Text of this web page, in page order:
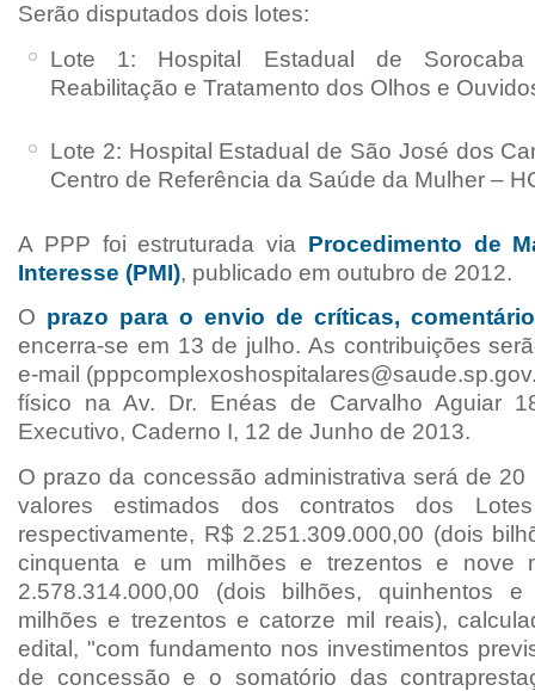
Serão disputados dois lotes:
Lote 1: Hospital Estadual de
Reabilitação e Tratamento dos Olhos e
Lote 2: Hospital Estadual de São José dos
Centro de Referência da Saúde da Mulher –
A PPP foi estruturada via Procedimento de
Interesse (PMI), publicado em outubro de 2012.
O prazo para o envio de críticas,
encerra-se em 13 de julho. As contribuições
e-mail (
físico na Av. Dr. Enéas de Carvalho Aguiar
Executivo, Caderno I, 12 de Junho de 2013.
O prazo da concessão administrativa será de 20
valores estimados dos contratos dos
respectivamente, R$ 2.251.309.000,00 (dois
cinquenta e um milhões e trezentos e nove
2.578.314.000,00 (dois bilhões, quinhentos
milhõese trezentos e catorze mil reais),
edital, "com fundamento nos investimentos
de concessão e o somatório das